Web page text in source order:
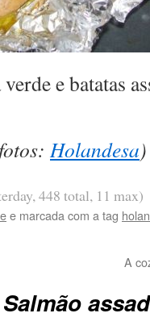
e batatas
Holandesa)
448 total, 11 max)
e marcada com a tag
A
Salmão